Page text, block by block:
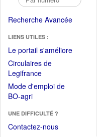
Recherche Avancée
LIENS UTILES :
Le portail s'améliore(Fichier
Circulaires de
Legifrance(Ouvrir
dans
une
fenêtre)
Mode d'emploi de
BO-agri(Ouvrir
une
nouvelle
UNE DIFFICULTÉ ?
Contactez-nous